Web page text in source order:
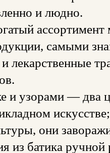
и людно.
самыми
и лекарственные
и узорами — два
они
из батика